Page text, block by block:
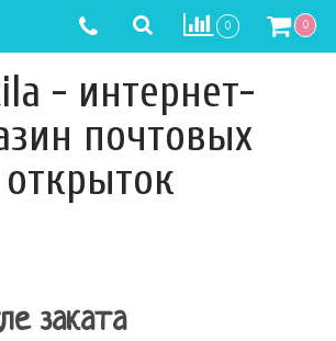
0 0
- интернет-
почтовых
открыток
заката